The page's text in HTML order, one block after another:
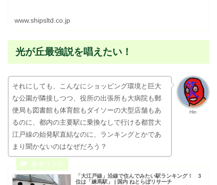
www.shipsltd.co.jp
光が丘最強説を唱えたい！
Hin
それにしても、こんなにショッピング環境と巨大
な公園が隣接しつつ、役所の出張所も大病院も郵
便局も図書館も体育館もダイソーの大型店舗もあ
るのに、都内の主要駅に乗換なしで行ける都営大
江戸線の始発駅直結なのに、ランキングとかであ
まり聞かないのはなぜだろう？
「大江戸線」沿線で住んでみたい駅ランキング！ 3
位は「練馬駅」 | 国内 ねとらぼリサーチ